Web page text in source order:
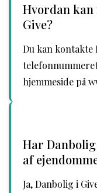
Hvordan kan
Give?
Du kan kontakte
telefonnummeret
hjemmeside på
Har
af
Ja, Danbolig i